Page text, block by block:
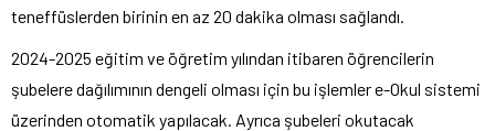
teneffüslerden birinin en az 20 dakika olması sağlandı.
2024-2025 eğitim ve öğretim yılından itibaren öğrencilerin
şubelere dağılımının dengeli olması için bu işlemler e-Okul sistemi
üzerinden otomatik yapılacak. Ayrıca şubeleri okutacak